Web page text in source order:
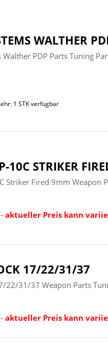
WALTHER
Walther PDP Parts Tuning
1 STK verfügbar
10C STRIKER
Striker Fired 9mm Weapon
aktueller Preis kann
17/22/31/37
22/31/37 Weapon Parts
aktueller Preis kann